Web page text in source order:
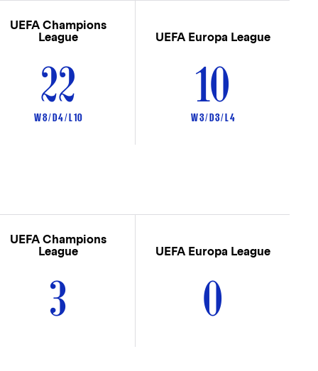
UEFA Champions
League
22
W 8 / D 4 / L 10
UEFA Europa League
10
W 3 / D 3 / L 4
UEFA Champions
League
3
UEFA Europa League
0